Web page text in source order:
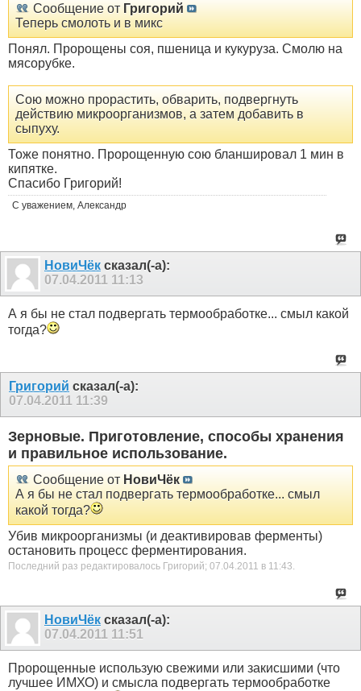
Сообщение от Григорий
Теперь смолоть и в микс
Понял. Пророщены соя, пшеница и кукуруза. Смолю на
мясорубке.
Сою можно прорастить, обварить, подвергнуть
действию микроорганизмов, а затем добавить в
сыпуху.
Тоже понятно. Пророщенную сою бланшировал 1 мин в
кипятке.
Спасибо Григорий!
С уважением, Александр
НовиЧёк сказал(-а):
07.04.2011 11:13
А я бы не стал подвергать термообработке... смыл какой
тогда?
Григорий сказал(-а):
07.04.2011 11:39
Зерновые. Приготовление, способы хранения
и правильное использование.
Сообщение от НовиЧёк
А я бы не стал подвергать термообработке... смыл
какой тогда?
Убив микроорганизмы (и деактивировав ферменты)
остановить процесс ферментирования.
Последний раз редактировалось Григорий; 07.04.2011 в 11:43
НовиЧёк сказал(-а):
07.04.2011 11:51
Пророщенные использую свежими или закисшими (что
лучшее ИМХО) и смысла подвергать термообработке